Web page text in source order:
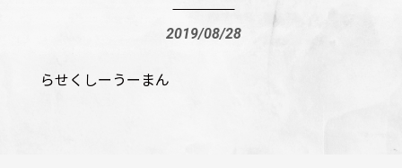
2019/08/28
らせくしーうーまん